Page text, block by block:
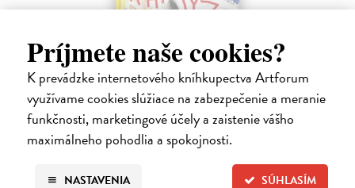
Príjmete naše cookies?
K prevádzke internetového kníhkupectva Artforum
využívame cookies slúžiace na zabezpečenie a meranie
funkčnosti, marketingové účely a zaistenie vášho
maximálneho pohodlia a spokojnosti.
SÚHLASÍM
NASTAVENIA
Alica a hmyz
Dúbravský Andrej| Kniha
Alica je zvedavá mačka, ktorá býva so zvedavým Andrejom. Obaja sú
fascinovaní ríšou hmyzu.